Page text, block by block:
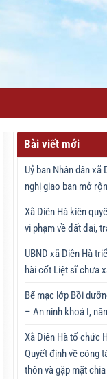
Bài viết mới
Uỷ ban Nhân dân
nghị giao ban mở
Xã Diên Hà kiên
vi phạm về đất đai,
UBND xã Diên Hà
hài cốt Liệt sĩ chưa
Bế mạc lớp Bồi
– An ninh khoá I,
Xã Diên Hà tổ chức
Quyết định về công
thôn và gặp mặt